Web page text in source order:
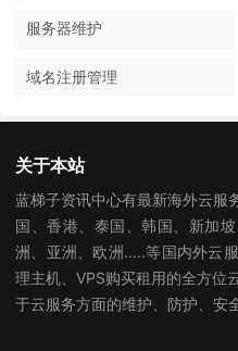
服务器维护
域名注册管理
关于本站
蓝梯子资讯中心有最新海外云服
国、香港、泰国、韩国、新加
洲、亚洲、欧洲.....等国内外云
理主机、VPS购买租用的全方位
于云服务方面的维护、防护、安